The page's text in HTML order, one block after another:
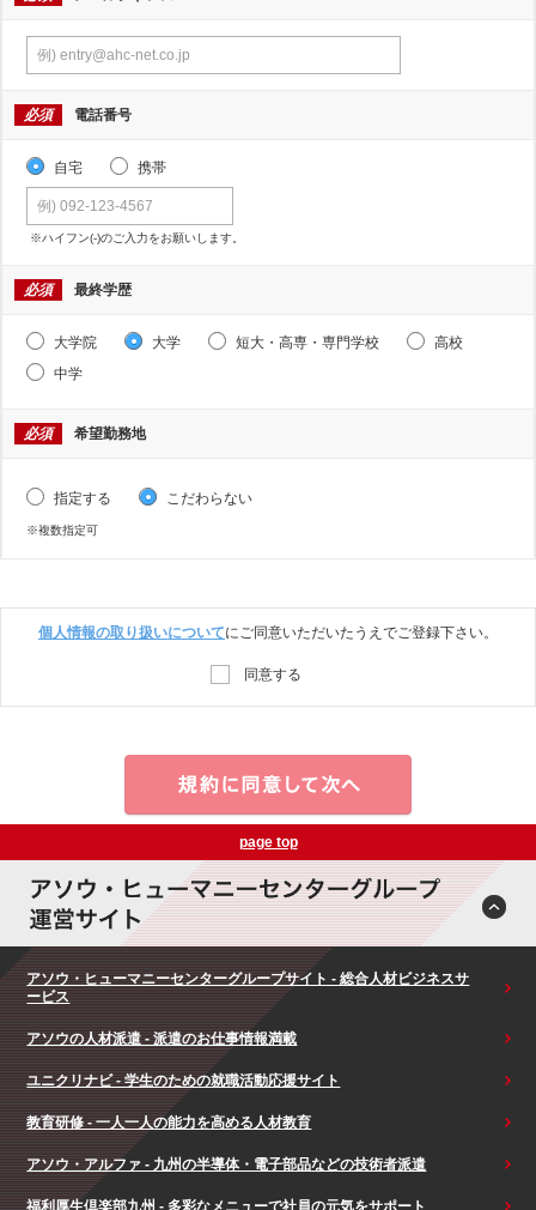
必須 電話番号
自宅 携帯
※ハイフン(-)のご入力をお願いします。
必須 最終学歴
大学院 大学 短大・高専・専門学校
高校
中学
必須 希望勤務地
指定する こだわらない
※複数指定可
個人情報の取り扱いについてにご同意いただいたうえでご登録下さい。
同意する
page top
アソウ・ヒューマニーセンターグループサイト - 総合人材ビジネスサ
ービス
アソウの人材派遣 - 派遣のお仕事情報満載
ユニクリナビ - 学生のための就職活動応援サイト
教育研修 - 一人一人の能力を高める人材教育
アソウ・アルファ - 九州の半導体・電子部品などの技術者派遣
福利厚生倶楽部九州 - 多彩なメニューで社員の元気をサポート